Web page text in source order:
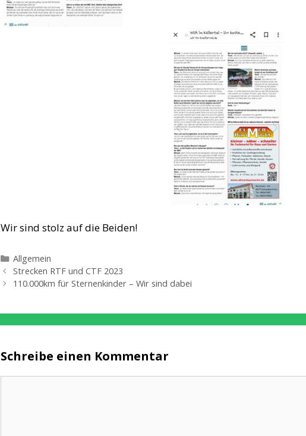
Wir sind stolz auf die Beiden!
Kategorien
Allgemein
Strecken RTF und CTF 2023
110.000km für Sternenkinder – Wir sind dabei
Schreibe einen Kommentar